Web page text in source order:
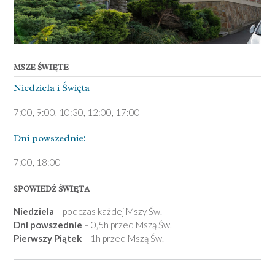
MSZE ŚWIĘTE
Niedziela ­i Święta
7:00, 9:00, 10:30, 12:00, 17:00
Dni pows­zednie:
7­:00, 18:00­
SPOWIEDŹ ŚWIĘTA
Niedziela – podczas każdej Mszy Św.
Dni powszednie – 0,5h przed Mszą Św.
Pierwszy Piątek – 1h przed Mszą Św.